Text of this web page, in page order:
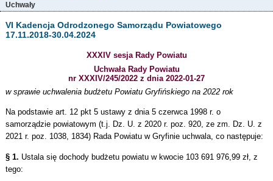
Uchwały
VI Kadencja Odrodzonego Samorządu Powiatowego
17.11.2018-30.04.2024
XXXIV sesja Rady Powiatu
Uchwała Rady Powiatu
nr XXXIV/245/2022 z dnia 2022-01-27
w sprawie uchwalenia budżetu Powiatu Gryfińskiego na 2022 rok
Na podstawie art. 12 pkt 5 ustawy z dnia 5 czerwca 1998 r. o
samorządzie powiatowym (t.j. Dz. U. z 2020 r. poz. 920, ze zm. Dz. U. z
2021 r. poz. 1038, 1834) Rada Powiatu w Gryfinie uchwala, co następuje:
§ 1. Ustala się dochody budżetu powiatu w kwocie 103 691 976,99 zł, z
tego: